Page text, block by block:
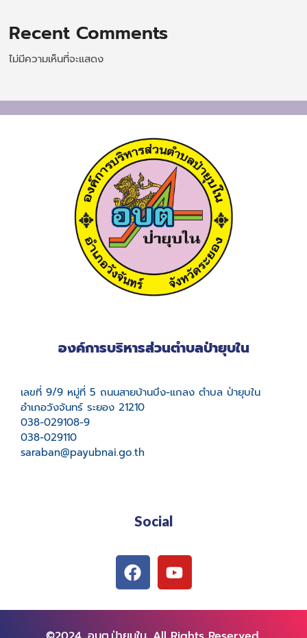
Recent Comments
ไม่มีความเห็นที่จะแสดง
องค์การบริหารส่วนตำบลป่ายุบใน
เลขที่ 9/9 หมู่ที่ 5 ถนนสายบ้านบึง-แกลง ตำบล ป่ายุบใน
อำเภอวังจันทร์ ระยอง 21210
038-029108-9
038-029110
saraban@payubnai.go.th
Social